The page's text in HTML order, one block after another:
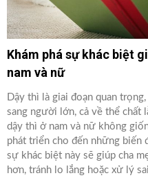
Khám phá sự khác biệt
nam và nữ
Dậy thì là giai đoạn quan
sang người lớn, cả về thể chất
dậy thì ở nam và nữ không
phát triển cho đến những biến
sự khác biệt này sẽ giúp cha
hơn, tránh lo lắng hoặc xử lý